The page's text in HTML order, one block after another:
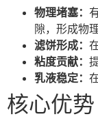
物理堵塞：
隙，形成物
滤饼形成：
粘度贡献：
乳液稳定：
核心优势